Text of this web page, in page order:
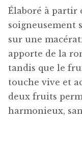
Élaboré à partir
soigneusement
sur une
apporte de la
tandis que le
touche vive et
deux fruits
harmonieux,